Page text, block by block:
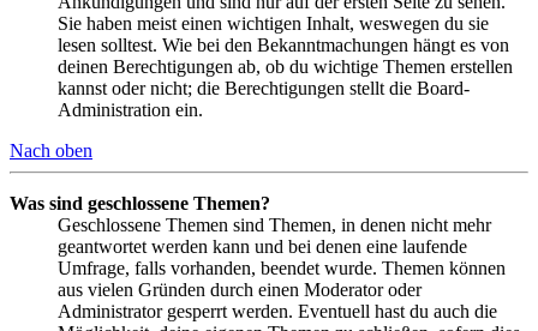
Sie haben meist einen wichtigen Inhalt, weswegen du sie
lesen solltest. Wie bei den Bekanntmachungen hängt es von
deinen Berechtigungen ab, ob du wichtige Themen erstellen
kannst oder nicht; die Berechtigungen stellt die Board-
Administration ein.
Nach oben
Was sind geschlossene Themen?
Geschlossene Themen sind Themen, in denen nicht mehr
geantwortet werden kann und bei denen eine laufende
Umfrage, falls vorhanden, beendet wurde. Themen können
aus vielen Gründen durch einen Moderator oder
Administrator gesperrt werden. Eventuell hast du auch die